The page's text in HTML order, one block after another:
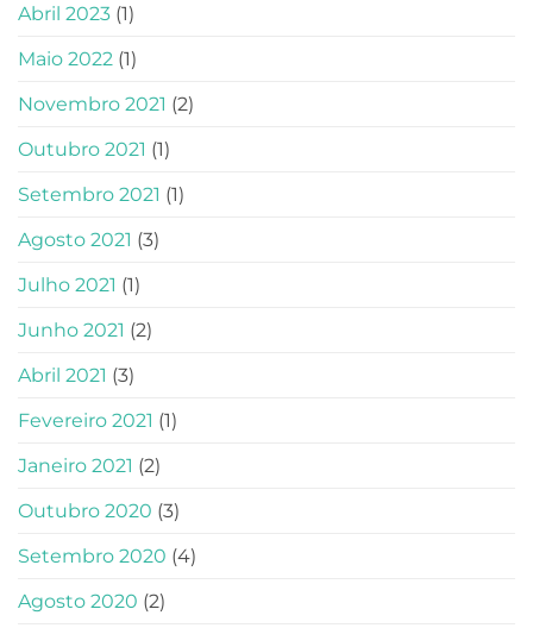
Abril 2023 (1)
Maio 2022 (1)
Novembro 2021 (2)
Outubro 2021 (1)
Setembro 2021 (1)
Agosto 2021 (3)
Julho 2021 (1)
Junho 2021 (2)
Abril 2021 (3)
Fevereiro 2021 (1)
Janeiro 2021 (2)
Outubro 2020 (3)
Setembro 2020 (4)
Agosto 2020 (2)